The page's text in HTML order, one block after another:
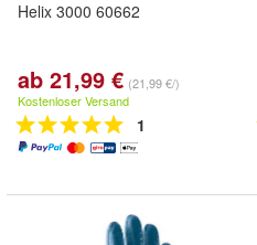
Helix 3000 60662
ab 21,99 € (21,99 €/)
Kostenloser Versand
1